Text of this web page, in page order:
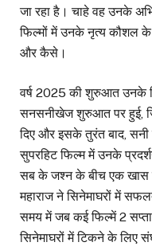
जा रहा है। चाहे वह उनके
फिल्मों में उनके नृत्य कौशल के
और कैसे।
वर्ष 2025 की शुरुआत उनके
सनसनीखेज शुरुआत पर हुई,
दिए और इसके तुरंत बाद,
सुपरहिट फिल्म में उनके
सब के जश्न के बीच एक खास
महाराज ने सिनेमाघरों में
समय में जब कई फिल्में 2
सिनेमाघरों में टिकने के लिए